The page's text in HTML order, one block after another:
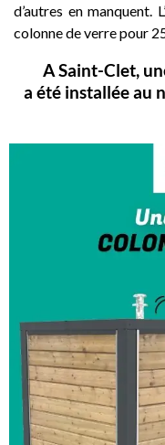
d’autres en manquent.
colonne de verre pour
A Saint-Clet,
a été installée au